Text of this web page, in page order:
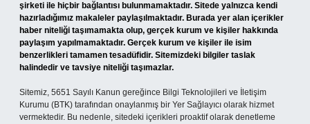
şirketi ile hiçbir bağlantısı bulunmamaktadır. Sitede yalnızca kendi
hazırladığımız makaleler paylaşılmaktadır. Burada yer alan içerikler
haber niteliği taşımamakta olup, gerçek kurum ve kişiler hakkında
paylaşım yapılmamaktadır. Gerçek kurum ve kişiler ile isim
benzerlikleri tamamen tesadüfidir. Sitemizdeki bilgiler taslak
halindedir ve tavsiye niteliği taşımazlar.
Sitemiz, 5651 Sayılı Kanun gereğince Bilgi Teknolojileri ve İletişim
Kurumu (BTK) tarafından onaylanmış bir Yer Sağlayıcı olarak hizmet
vermektedir. Bu nedenle, sitedeki içerikleri proaktif olarak denetleme